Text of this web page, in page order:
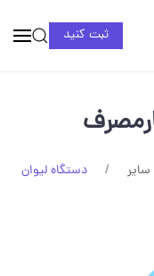
ثبت کنید
سایر
دستگاه لیوان